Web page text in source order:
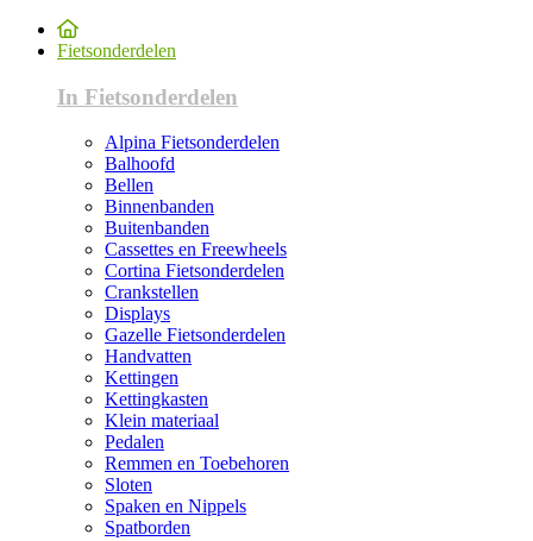
Fietsonderdelen
In Fietsonderdelen
Alpina Fietsonderdelen
Balhoofd
Bellen
Binnenbanden
Buitenbanden
Cassettes en Freewheels
Cortina Fietsonderdelen
Crankstellen
Displays
Gazelle Fietsonderdelen
Handvatten
Kettingen
Kettingkasten
Klein materiaal
Pedalen
Remmen en Toebehoren
Sloten
Spaken en Nippels
Spatborden